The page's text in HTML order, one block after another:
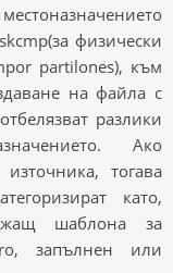
физически
partilones), към
на файла с
разлики
Ако
тогава
като,
шаблона за
запълнен или